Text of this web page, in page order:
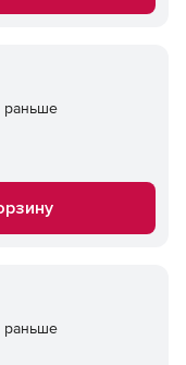
раньше
раньше